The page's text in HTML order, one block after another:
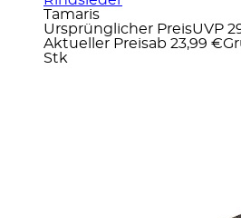
Tamaris
Ursprünglicher PreisUVP
Aktueller Preisab 23,99 €
Stk